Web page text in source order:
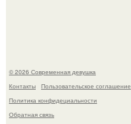
© 2026 Современная девушка
Контакты
Пользовательское соглашение
Политика конфидециальности
Обратная связь